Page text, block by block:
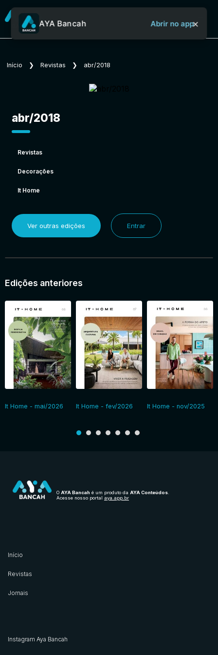
Sobre o Aya Bancah
AYA Bancah Abrir no app×
Início ❯ Revistas ❯ abr/2018
abr/2018
Revistas
Decorações
It Home
Ver outras edições Entrar
Edições anteriores
It Home - mai/2026 It Home - fev/2026 It Home - nov/2025
O AYA Bancah é um produto da AYA Conteúdos
Acesse nosso portal aya.app.br
Início
Revistas
Jornais
Instagram Aya Bancah